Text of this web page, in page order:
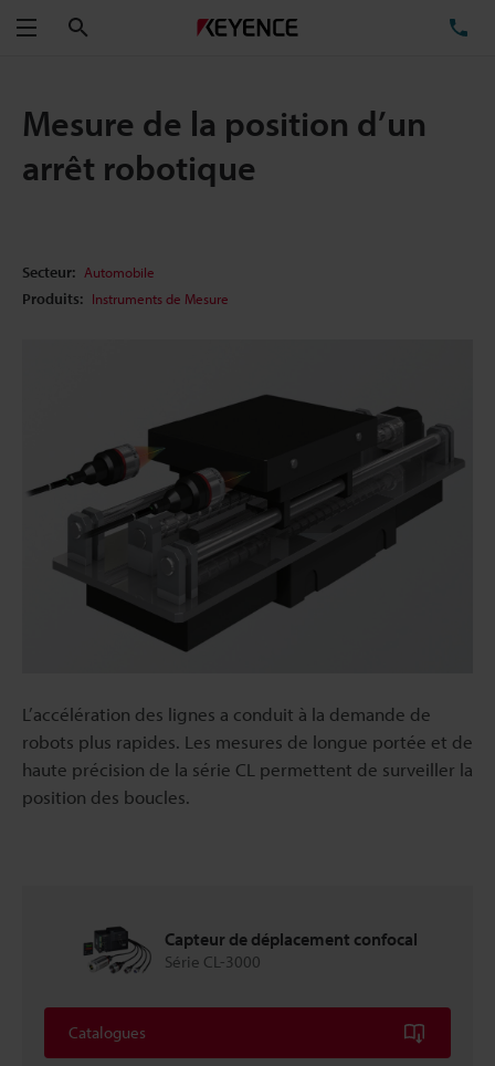
Menu
Mesure de la position d’un
arrêt robotique
Secteur: Automobile
Produits: Instruments de Mesure
L’accélération des lignes a conduit à la demande de
robots plus rapides. Les mesures de longue portée et de
haute précision de la série CL permettent de surveiller la
position des boucles.
Capteur de déplacement confocal
Série CL-3000
Catalogues